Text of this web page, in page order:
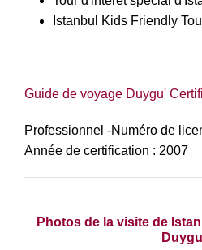
Istanbul Kids Friendly
Guide de voyage Duygu'
Professionnel -Numéro de
Année de certification : 2007
Photos de la visite de
Duygu